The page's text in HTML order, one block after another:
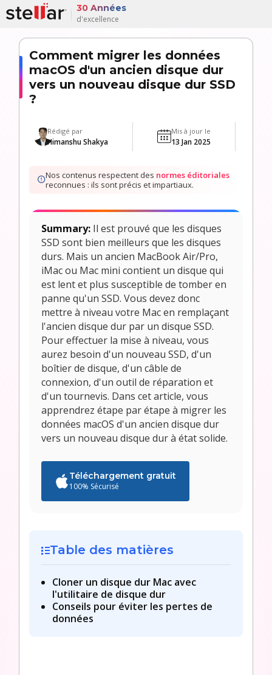
30 Années
d'excellence
Comment migrer les données
macOS d'un ancien disque dur
vers un nouveau disque dur SSD
?
Rédigé par
Himanshu Shakya
Mis à jour le
13 Jan 2025
Nos contenus respectent des normes éditoriales
reconnues : ils sont précis et impartiaux.
Summary: Il est prouvé que les disques
SSD sont bien meilleurs que les disques
durs. Mais un ancien MacBook Air/Pro,
iMac ou Mac mini contient un disque qui
est lent et plus susceptible de tomber en
panne qu'un SSD. Vous devez donc
mettre à niveau votre Mac en remplaçant
l'ancien disque dur par un disque SSD.
Pour effectuer la mise à niveau, vous
aurez besoin d'un nouveau SSD, d'un
boîtier de disque, d'un câble de
connexion, d'un outil de réparation et
d'un tournevis. Dans cet article, vous
apprendrez étape par étape à migrer les
données macOS d'un ancien disque dur
vers un nouveau disque dur à état solide.
Téléchargement gratuit
100% Sécurisé
Table des matières
Cloner un disque dur Mac avec
l'utilitaire de disque dur
Conseils pour éviter les pertes de
données